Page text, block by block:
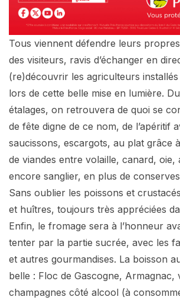
Tous viennent défendre leurs
des visiteurs, ravis d’échanger en
(re)découvrir les agriculteurs
lors de cette belle mise en lumière.
étalages, on retrouvera de quoi se
de fête digne de ce nom, de l’apéritif
saucissons, escargots, au plat grâce
de viandes entre volaille, canard, oie,
encore sanglier, en plus de
Sans oublier les poissons et
et huîtres, toujours très appréciées
Enfin, le fromage sera à l’honneur
tenter par la partie sucrée, avec les
et autres gourmandises. La boisson
belle : Floc de Gascogne, Armagnac,
champagnes côté alcool (à